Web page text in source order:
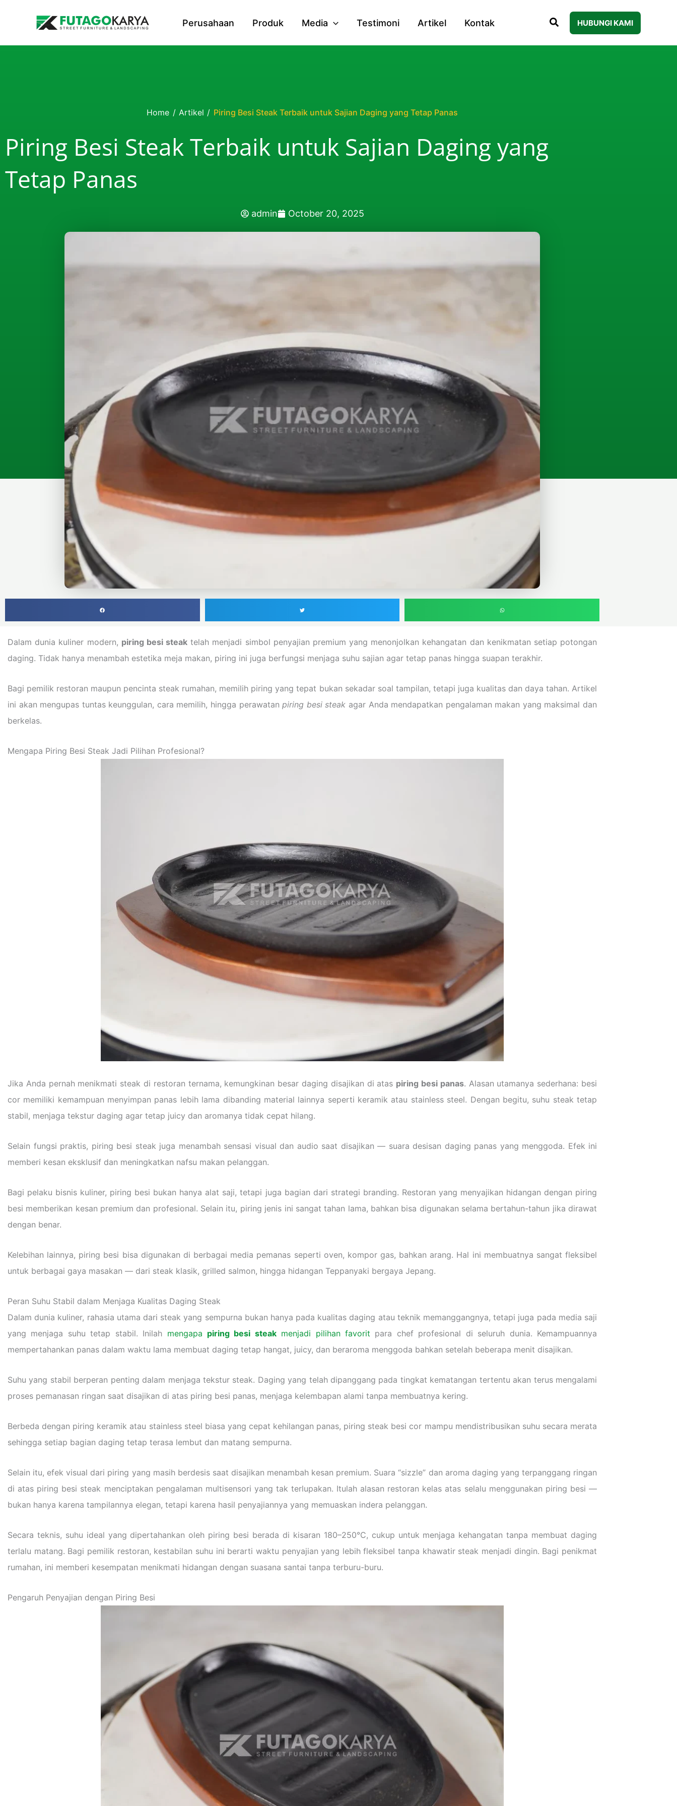
Perusahaan Produk Media Testimoni Artikel Kontak HUBUNGI KAMI
Home / Artikel / Piring Besi Steak Terbaik untuk Sajian Daging yang Tetap Panas
Piring Besi Steak Terbaik untuk Sajian Daging yang
Tetap Panas
admin October 20, 2025
Dalam dunia kuliner modern, piring besi steak telah menjadi simbol penyajian premium yang menonjolkan kehangatan dan kenikmatan setiap potongan
daging. Tidak hanya menambah estetika meja makan, piring ini juga berfungsi menjaga suhu sajian agar tetap panas hingga suapan terakhir.
Bagi pemilik restoran maupun pencinta steak rumahan, memilih piring yang tepat bukan sekadar soal tampilan, tetapi juga kualitas dan daya tahan. Artikel
ini akan mengupas tuntas keunggulan, cara memilih, hingga perawatanpiring besi steak agar Anda mendapatkan pengalaman makan yang maksimal dan
berkelas.
Mengapa Piring Besi Steak Jadi Pilihan Profesional?
Jika Anda pernah menikmati steak di restoran ternama, kemungkinan besar daging disajikan di atas piring besi panas. Alasan utamanya sederhana: besi
cor memiliki kemampuan menyimpan panas lebih lama dibanding material lainnya seperti keramik atau stainless steel. Dengan begitu, suhu steak tetap
stabil, menjaga tekstur daging agar tetap juicy dan aromanya tidak cepat hilang.
Selain fungsi praktis, piring besi steak juga menambah sensasi visual dan audio saat disajikan — suara desisan daging panas yang menggoda. Efek ini
memberi kesan eksklusif dan meningkatkan nafsu makan pelanggan.
Bagi pelaku bisnis kuliner, piring besi bukan hanya alat saji, tetapi juga bagian dari strategi branding. Restoran yang menyajikan hidangan dengan piring
besi memberikan kesan premium dan profesional. Selain itu, piring jenis ini sangat tahan lama, bahkan bisa digunakan selama bertahun-tahun jika dirawat
dengan benar.
Kelebihan lainnya, piring besi bisa digunakan di berbagai media pemanas seperti oven, kompor gas, bahkan arang. Hal ini membuatnya sangat fleksibel
untuk berbagai gaya masakan — dari steak klasik, grilled salmon, hingga hidangan Teppanyaki bergaya Jepang.
Peran Suhu Stabil dalam Menjaga Kualitas Daging Steak
Dalam dunia kuliner, rahasia utama dari steak yang sempurna bukan hanya pada kualitas daging atau teknik memanggangnya, tetapi juga pada media saji
yang menjaga suhu tetap stabil. Inilah mengapa piring besi steakmenjadi pilihan favorit para chef profesional di seluruh dunia. Kemampuannya
mempertahankan panas dalam waktu lama membuat daging tetap hangat, juicy, dan beraroma menggoda bahkan setelah beberapa menit disajikan.
Suhu yang stabil berperan penting dalam menjaga tekstur steak. Daging yang telah dipanggang pada tingkat kematangan tertentu akan terus mengalami
proses pemanasan ringan saat disajikan di atas piring besi panas, menjaga kelembapan alami tanpa membuatnya kering.
Berbeda dengan piring keramik atau stainless steel biasa yang cepat kehilangan panas, piring steak besi cor mampu mendistribusikan suhu secara merata
sehingga setiap bagian daging tetap terasa lembut dan matang sempurna.
Selain itu, efek visual dari piring yang masih berdesis saat disajikan menambah kesan premium. Suara “sizzle” dan aroma daging yang terpanggang ringan
di atas piring besi steak menciptakan pengalaman multisensori yang tak terlupakan. Itulah alasan restoran kelas atas selalu menggunakan piring besi —
bukan hanya karena tampilannya elegan, tetapi karena hasil penyajiannya yang memuaskan indera pelanggan.
Secara teknis, suhu ideal yang dipertahankan oleh piring besi berada di kisaran 180–250°C, cukup untuk menjaga kehangatan tanpa membuat daging
terlalu matang. Bagi pemilik restoran, kestabilan suhu ini berarti waktu penyajian yang lebih fleksibel tanpa khawatir steak menjadi dingin. Bagi penikmat
rumahan, ini memberi kesempatan menikmati hidangan dengan suasana santai tanpa terburu-buru.
Pengaruh Penyajian dengan Piring Besi